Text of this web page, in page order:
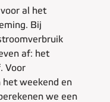
al het
Bij
af: het
Voor
het weekend en
we een